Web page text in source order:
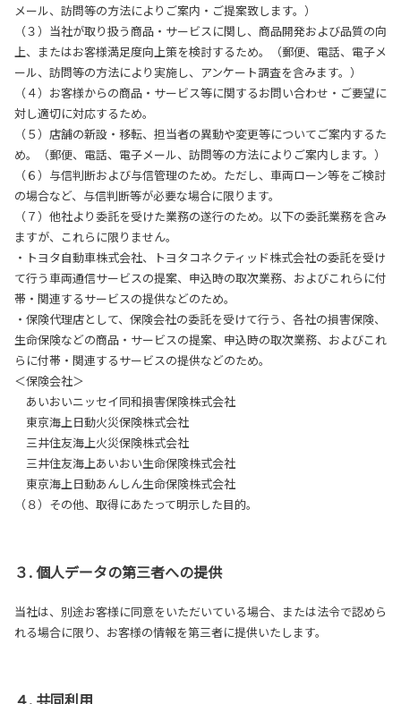
メール、訪問等の方法によりご案内・ご提案致します。）
（３）当社が取り扱う商品・サービスに関し、商品開発および品質の向
上、またはお客様満足度向上策を検討するため。（郵便、電話、電子メ
ール、訪問等の方法により実施し、アンケート調査を含みます。）
（４）お客様からの商品・サービス等に関するお問い合わせ・ご要望に
対し適切に対応するため。
（５）店舗の新設・移転、担当者の異動や変更等についてご案内するた
め。（郵便、電話、電子メール、訪問等の方法によりご案内します。）
（６）与信判断および与信管理のため。ただし、車両ローン等をご検討
の場合など、与信判断等が必要な場合に限ります。
（７）他社より委託を受けた業務の遂行のため。以下の委託業務を含み
ますが、これらに限りません。
・トヨタ自動車株式会社、トヨタコネクティッド株式会社の委託を受け
て行う車両通信サービスの提案、申込時の取次業務、およびこれらに付
帯・関連するサービスの提供などのため。
・保険代理店として、保険会社の委託を受けて行う、各社の損害保険、
生命保険などの商品・サービスの提案、申込時の取次業務、およびこれ
らに付帯・関連するサービスの提供などのため。
＜保険会社＞
あいおいニッセイ同和損害保険株式会社
東京海上日動火災保険株式会社
三井住友海上火災保険株式会社
三井住友海上あいおい生命保険株式会社
東京海上日動あんしん生命保険株式会社
（８）その他、取得にあたって明示した目的。
３. 個人データの第三者への提供
当社は、別途お客様に同意をいただいている場合、または法令で認めら
れる場合に限り、お客様の情報を第三者に提供いたします。
４. 共同利用